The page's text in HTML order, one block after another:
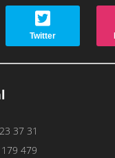
Twitter
37 31
479